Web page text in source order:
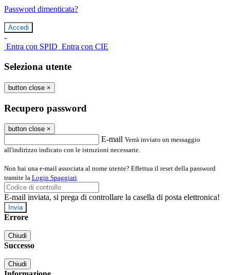
Password dimenticata?
-
Entra con SPID Entra con CIE
Seleziona utente
button close ×
Recupero password
button close ×
E-mail Verrà inviato un messaggio
all'indirizzo indicato con le istruzioni necessarie.
Non hai una e-mail associata al nome utente? Effettua il reset della password
tramite la Login Spaggiari
E-mail inviata, si prega di controllare la casella di posta elettronica!
Errore
Chiudi
Successo
Chiudi